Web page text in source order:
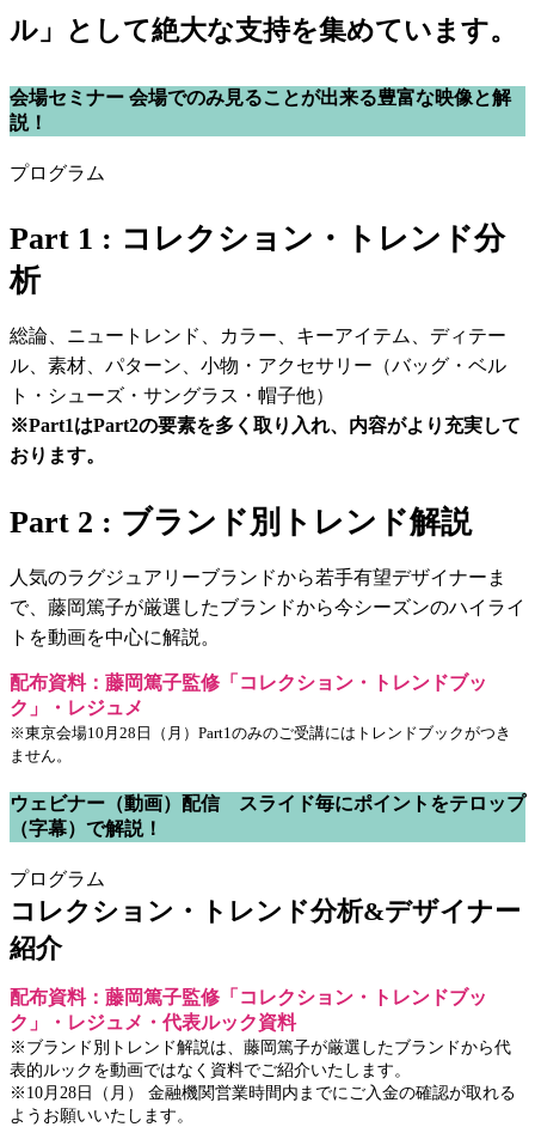
ル」として絶大な支持を集めています。
会場セミナー 会場でのみ見ることが出来る豊富な映像と解
説！
プログラム
Part 1 : コレクション・トレンド分
析
総論、ニュートレンド、カラー、キーアイテム、ディテー
ル、素材、パターン、小物・アクセサリー（バッグ・ベル
ト・シューズ・サングラス・帽子他）
※Part1はPart2の要素を多く取り入れ、内容がより充実して
おります。
Part 2 : ブランド別トレンド解説
人気のラグジュアリーブランドから若手有望デザイナーま
で、藤岡篤子が厳選したブランドから今シーズンのハイライ
トを動画を中心に解説。
配布資料：藤岡篤子監修「コレクション・トレンドブッ
ク」・レジュメ
※東京会場10月28日（月）Part1のみのご受講にはトレンドブックがつき
ません。
ウェビナー（動画）配信
スライド毎にポイントをテロップ
（字幕）で解説！
プログラム
コレクション・トレンド分析&デザイナー
紹介
配布資料：藤岡篤子監修「コレクション・トレンドブッ
ク」・レジュメ・代表ルック資料
※ブランド別トレンド解説は、藤岡篤子が厳選したブランドから代
表的ルックを動画ではなく資料でご紹介いたします。
※10月28日（月） 金融機関営業時間内までにご入金の確認が取れる
ようお願いいたします。